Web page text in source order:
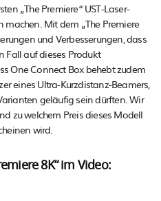
„The Premiere“ UST-Laser-
Mit dem „The Premiere
und Verbesserungen, dass
Fall auf dieses Produkt
One Connect Box behebt zudem
eines Ultra-Kurzdistanz-Beamers,
geläufig sein dürften. Wir
zu welchem Preis dieses Modell
wird.
8K“ im Video: